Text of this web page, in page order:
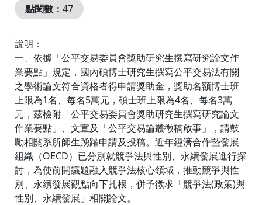
點閱數： 47
說明：
一、依據「公平交易委員會獎助研究生撰寫研究論文作
業要點」規定，國內碩博士研究生撰寫公平交易法有關
之學術論文符合資格者得申請獎助金，獎助名額博士班
上限為1名、每名5萬元，碩士班上限為4名、每名3萬
元，茲檢附「公平交易委員會獎助研究生撰寫研究論文
作業要點」、文宣及「公平交易論叢徵稿啟事」，請鼓
勵相關系所師生踴躍申請及投稿。近年經濟合作暨發展
組織（OECD）已分別就競爭法與性別、永續發展進行探
討，為使前開議題融入競爭法核心領域，推動競爭與性
別、永續發展觀點向下扎根，併予徵求「競爭法(政策)與
性別、永續發展」相關論文。